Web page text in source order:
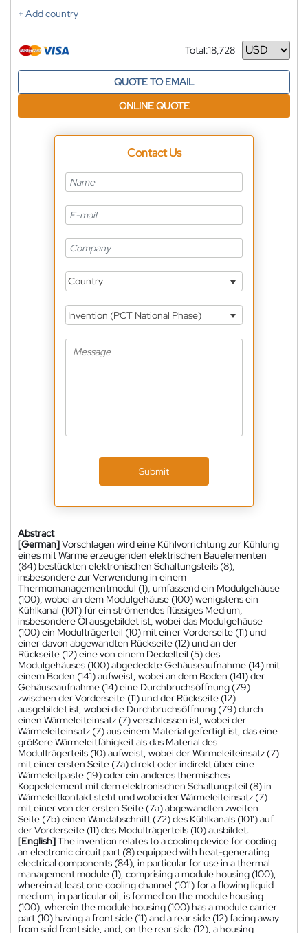
+ Add country
Total:18,728
Currency
QUOTE TO EMAIL
ONLINE QUOTE
Contact Us
Country
Invention (PCT National Phase)
Submit
Abstract
[German]Vorschlagen wird eine Kühlvorrichtung zur Kühlung
eines mit Wärme erzeugenden elektrischen Bauelementen
(84) bestückten elektronischen Schaltungsteils (8),
insbesondere zur Verwendung in einem
Thermomanagementmodul (1), umfassend ein Modulgehäuse
(100), wobei an dem Modulgehäuse (100) wenigstens ein
Kühlkanal (101') für ein strömendes flüssiges Medium,
insbesondere Öl ausgebildet ist, wobei das Modulgehäuse
(100) ein Modulträgerteil (10) mit einer Vorderseite (11) und
einer davon abgewandten Rückseite (12) und an der
Rückseite (12) eine von einem Deckelteil (5) des
Modulgehäuses (100) abgedeckte Gehäuseaufnahme (14) mit
einem Boden (141) aufweist, wobei an dem Boden (141) der
Gehäuseaufnahme (14) eine Durchbruchsöffnung (79)
zwischen der Vorderseite (11) und der Rückseite (12)
ausgebildet ist, wobei die Durchbruchsöffnung (79) durch
einen Wärmeleiteinsatz (7) verschlossen ist, wobei der
Wärmeleiteinsatz (7) aus einem Material gefertigt ist, das eine
größere Wärmeleitfähigkeit als das Material des
Modulträgerteils (10) aufweist, wobei der Wärmeleiteinsatz (7)
mit einer ersten Seite (7a) direkt oder indirekt über eine
Wärmeleitpaste (19) oder ein anderes thermisches
Koppelelement mit dem elektronischen Schaltungsteil (8) in
Wärmeleitkontakt steht und wobei der Wärmeleiteinsatz (7)
mit einer von der ersten Seite (7a) abgewandten zweiten
Seite (7b) einen Wandabschnitt (72) des Kühlkanals (101') auf
der Vorderseite (11) des Modulträgerteils (10) ausbildet.
[English]The invention relates to a cooling device for cooling
an electronic circuit part (8) equipped with heat-generating
electrical components (84), in particular for use in a thermal
management module (1), comprising a module housing (100),
wherein at least one cooling channel (101') for a flowing liquid
medium, in particular oil, is formed on the module housing
(100), wherein the module housing (100) has a module carrier
part (10) having a front side (11) and a rear side (12) facing away
from said front side, and, on the rear side (12), a housing